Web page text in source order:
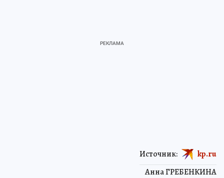
Анна ГРЕБЕНКИНА
Источник: kp.ru